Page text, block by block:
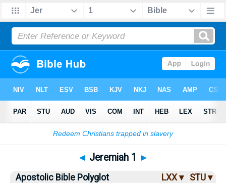
Bible>ABP> Jeremiah 1
◄ Jeremiah 1 ►
Apostolic Bible Polyglot LXX ▾ STU ▾